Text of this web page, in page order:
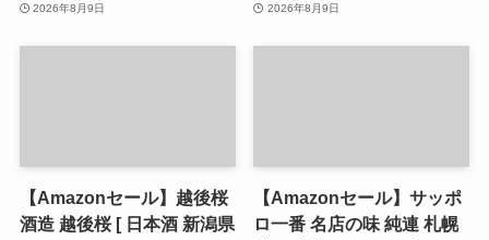
2026年8月9日 2026年8月9日
【Amazonセール】越後桜
酒造 越後桜 [ 日本酒 新潟県
【Amazonセール】サッポ
ロ一番 名店の味 純連 札幌